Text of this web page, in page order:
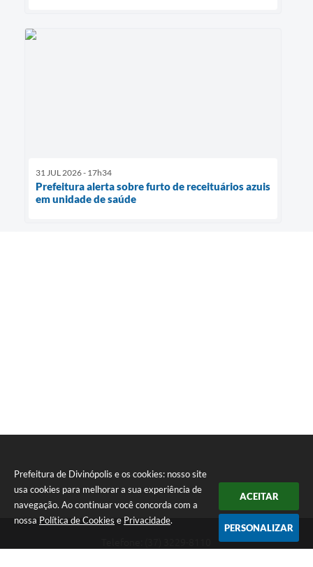
Prefeitura de Divinópolis e os cookies: nosso site
usa cookies para melhorar a sua experiência de
navegação. Ao continuar você concorda com a
nossa Política de Cookies e Privacidade.
ACEITAR
PERSONALIZAR
31 JUL 2026 - 17h34
Prefeitura alerta sobre furto de receituários azuis
em unidade de saúde